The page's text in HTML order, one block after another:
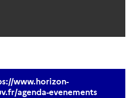
www.horizon-
agenda-evenements